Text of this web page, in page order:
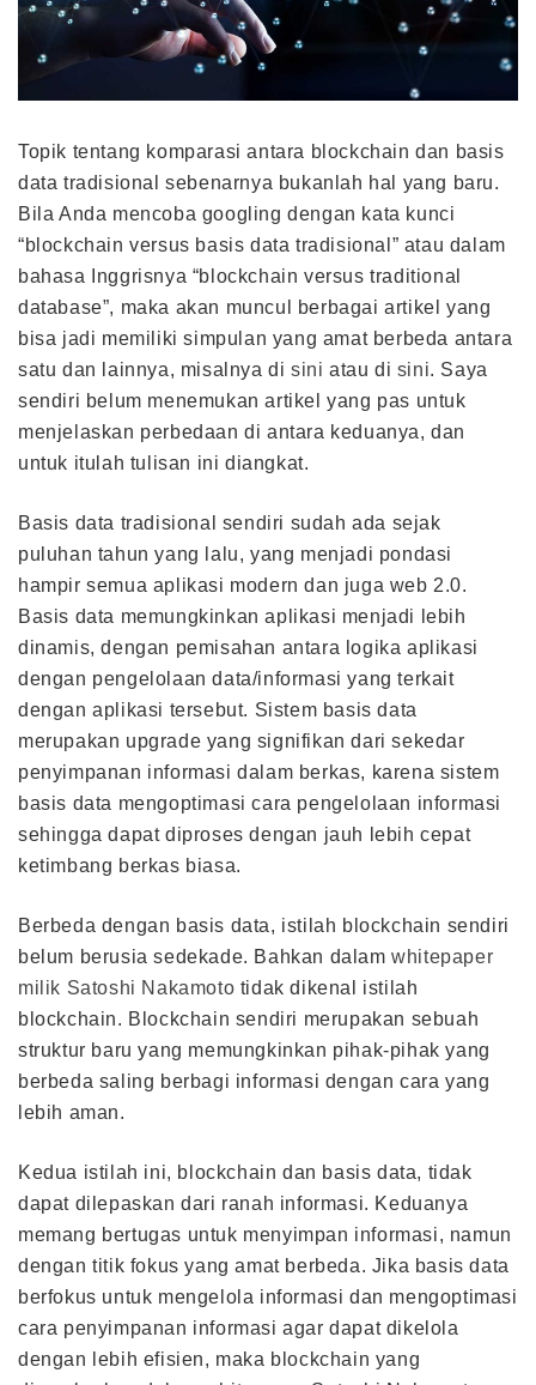
Topik tentang komparasi antara blockchain dan basis
data tradisional sebenarnya bukanlah hal yang baru.
Bila Anda mencoba googling dengan kata kunci
“blockchain versus basis data tradisional” atau dalam
bahasa Inggrisnya “blockchain versus traditional
database”, maka akan muncul berbagai artikel yang
bisa jadi memiliki simpulan yang amat berbeda antara
satu dan lainnya, misalnya disini atau di sini. Saya
sendiri belum menemukan artikel yang pas untuk
menjelaskan perbedaan di antara keduanya, dan
untuk itulah tulisan ini diangkat.
Basis data tradisional sendiri sudah ada sejak
puluhan tahun yang lalu, yang menjadi pondasi
hampir semua aplikasi modern dan juga web 2.0.
Basis data memungkinkan aplikasi menjadi lebih
dinamis, dengan pemisahan antara logika aplikasi
dengan pengelolaan data/informasi yang terkait
dengan aplikasi tersebut. Sistem basis data
merupakan upgrade yang signifikan dari sekedar
penyimpanan informasi dalam berkas, karena sistem
basis data mengoptimasi cara pengelolaan informasi
sehingga dapat diproses dengan jauh lebih cepat
ketimbang berkas biasa.
Berbeda dengan basis data, istilah blockchain sendiri
belum berusia sedekade. Bahkan dalamwhitepaper
milik Satoshi Nakamoto tidak dikenal istilah
blockchain. Blockchain sendiri merupakan sebuah
struktur baru yang memungkinkan pihak-pihak yang
berbeda saling berbagi informasi dengan cara yang
lebih aman.
Kedua istilah ini, blockchain dan basis data, tidak
dapat dilepaskan dari ranah informasi. Keduanya
memang bertugas untuk menyimpan informasi, namun
dengan titik fokus yang amat berbeda. Jika basis data
berfokus untuk mengelola informasi dan mengoptimasi
cara penyimpanan informasi agar dapat dikelola
dengan lebih efisien, maka blockchain yang